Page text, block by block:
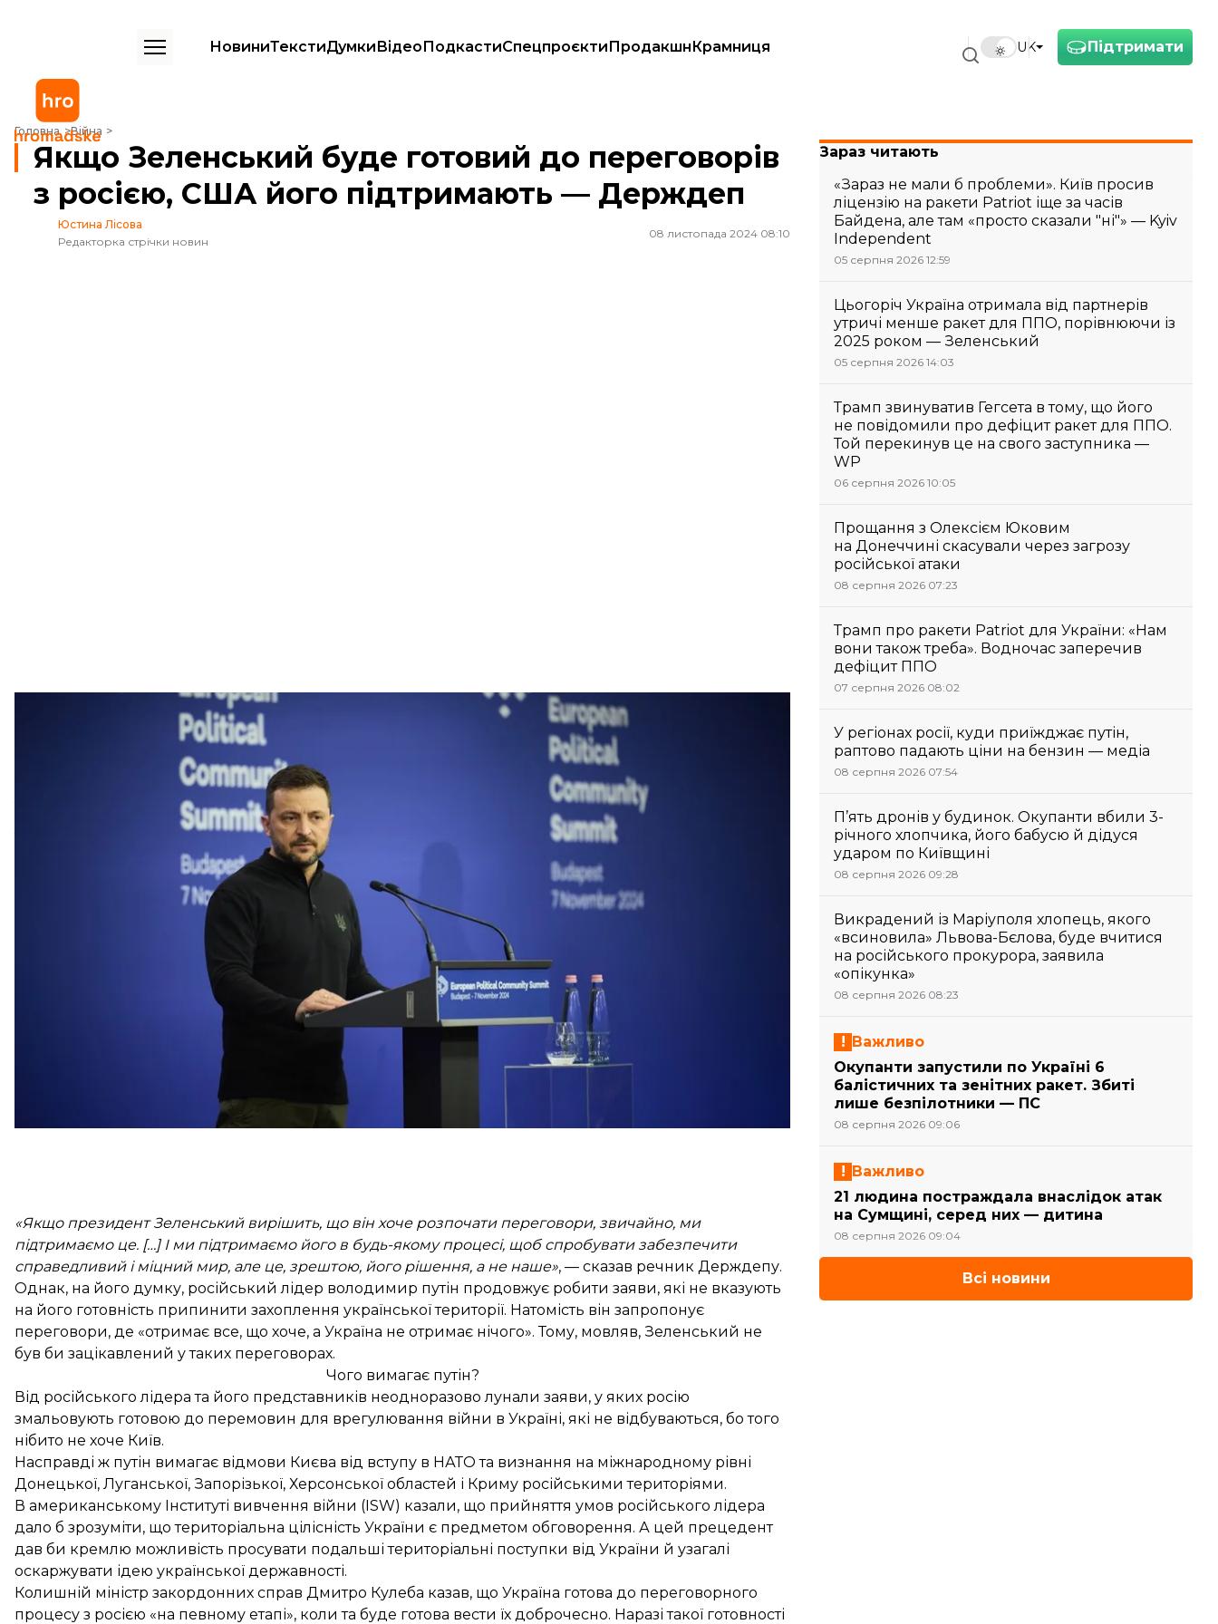
Підтримати
UK
НовиниТекстиДумкиВідеоПодкастиСпецпроєктиПродакшнКрамниця
Головна Війна
Якщо Зеленський буде готовий до переговорів з росією, США його підтримають — Держдеп
Якщо Зеленський буде готовий до переговорів
з росією, США його підтримають — Держдеп
Юстина Лісова
Редакторка стрічки новин
08 листопада 2024 08:10
Президент України Володимир Зеленський
Рішення про початок переговорів із росією має ухвалювати президент України Володимир
Зеленський, але США готові його підтримати в цьому. Водночас росія поки не може запропонувати
умови, на які погодиться Зеленський.
Про це речник Державного департаменту США Метью Міллер
на брифінгу.
Так він відповів на запитання, чи сприяла б адміністрація чинного президента Джо Байдена
переговорам на тлі заяв новообраного президента Дональда Трампа закінчити війну в Україні за 24
Міллер сказав, що давня політика адміністрації Байдена передбачає, що рішення про початок
переговорів ухвалює український президент. Адже це не те, до чого США «або будь-яка інша країна
повинні його підштовхувати».
«Якщо президент Зеленський вирішить, що він хоче розпочати переговори, звичайно, ми
підтримаємо це. […] І ми підтримаємо його в будь-якому процесі, щоб спробувати забезпечити
справедливий і міцний мир, але це, зрештою, його рішення, а не наше», — сказав речник Держдепу.
Однак, на його думку, російський лідер володимир путін продовжує робити заяви, які не вказують
на його готовність припинити захоплення української території. Натомість він запропонує
переговори, де «отримає все, що хоче, а Україна не отримає нічого». Тому, мовляв, Зеленський не
був би зацікавлений у таких переговорах.
Чого вимагає путін?
Від російського лідера та його представників неодноразово лунали заяви, у яких росію
змальовують готовою до перемовин для врегулювання війни в Україні, які не відбуваються, бо того
нібито не хоче Київ.
Насправді ж путін вимагає відмови Києва від вступу в НАТО та визнання на міжнародному рівні
Донецької, Луганської, Запорізької, Херсонської областей і Криму російськими територіями.
В американському Інституті вивчення війни (ISW) казали, що прийняття умов російського лідера
дало б зрозуміти, що територіальна цілісність України є предметом обговорення. А цей прецедент
дав би кремлю можливість просувати подальші територіальні поступки від України й узагалі
оскаржувати ідею української державності.
Колишній міністр закордонних справ Дмитро Кулеба казав, що Україна готова до переговорного
процесу з росією «на певному етапі», коли та буде готова вести їх доброчесно. Наразі такої готовності
Зараз читають
«Зараз не мали б проблеми». Київ просив
ліцензію на ракети Patriot іще за часів
Байдена, але там «просто сказали "ні"» — Kyiv
Independent
05 серпня 2026 12:59
Цьогоріч Україна отримала від партнерів
утричі менше ракет для ППО, порівнюючи із
2025 роком — Зеленський
05 серпня 2026 14:03
Трамп звинуватив Гегсета в тому, що його
не повідомили про дефіцит ракет для ППО.
Той перекинув це на свого заступника —
WP
06 серпня 2026 10:05
Прощання з Олексієм Юковим
на Донеччині скасували через загрозу
російської атаки
08 серпня 2026 07:23
Трамп про ракети Patriot для України: «Нам
вони також треба». Водночас заперечив
дефіцит ППО
07 серпня 2026 08:02
У регіонах росії, куди приїжджає путін,
раптово падають ціни на бензин — медіа
08 серпня 2026 07:54
П’ять дронів у будинок. Окупанти вбили 3-
річного хлопчика, його бабусю й дідуся
ударом по Київщині
08 серпня 2026 09:28
Викрадений із Маріуполя хлопець, якого
«всиновила» Львова-Бєлова, буде вчитися
на російського прокурора, заявила
«опікунка»
08 серпня 2026 08:23
Важливо
Окупанти запустили по Україні 6
балістичних та зенітних ракет. Збиті
лише безпілотники — ПС
08 серпня 2026 09:06
Важливо
21 людина постраждала внаслідок атак
на Сумщині, серед них — дитина
08 серпня 2026 09:04
Всі новини